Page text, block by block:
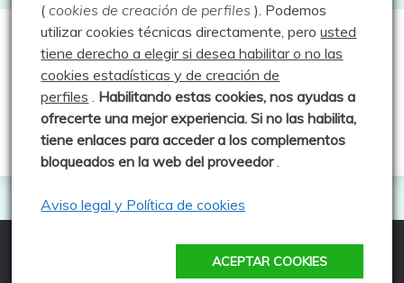
Guías de Montaña
Manu - Entre Valles y Cumbre
Luis Crespo Fernández
Todos los derechos reservados
(cookies de creación de perfiles ). Podemos
utilizar cookies técnicas directamente, perousted
tiene derecho a elegir si desea habilitar o no las
cookies estadísticas y de creación de
perfiles . Habilitando estas cookies, nos ayudas a
ofrecerte una mejor experiencia. Si no las habilita,
tiene enlaces para acceder a los complementos
bloqueados en la web del proveedor.
Aviso legal y Política de cookies
ACEPTAR COOKIES